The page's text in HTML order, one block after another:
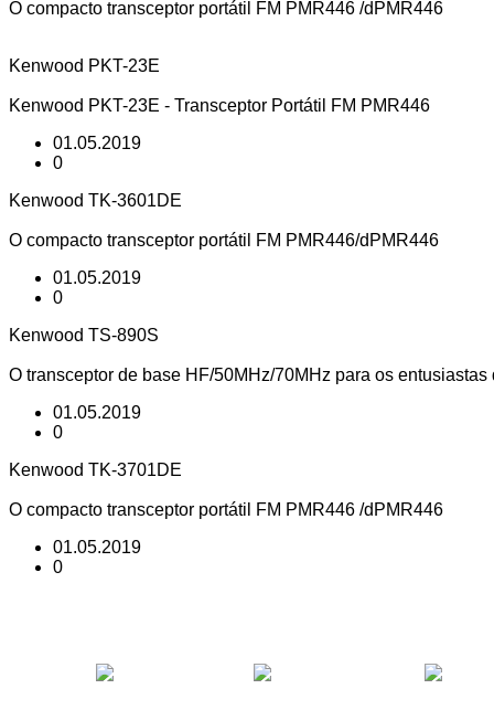
O compacto transceptor portátil FM PMR446 /dPMR446
Kenwood PKT-23E
Kenwood PKT-23E - Transceptor Portátil FM PMR446
01.05.2019
0
Kenwood TK-3601DE
O compacto transceptor portátil FM PMR446/dPMR446
01.05.2019
0
Kenwood TS-890S
O transceptor de base HF/50MHz/70MHz para os entusiastas
01.05.2019
0
Kenwood TK-3701DE
O compacto transceptor portátil FM PMR446 /dPMR446
01.05.2019
0